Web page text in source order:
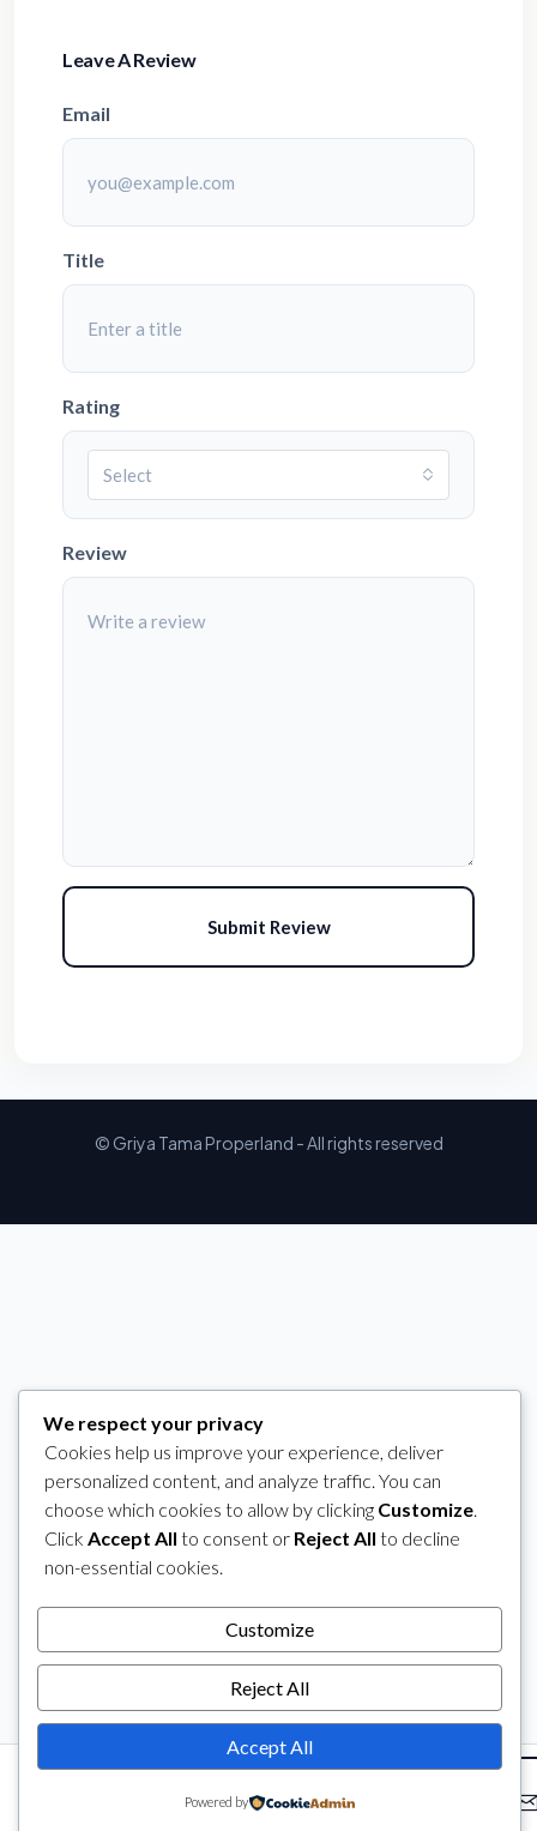
Leave A Review
Email
Title
Rating
Select
Review
Submit Review
© Griya Tama Properland - All rights reserved
We respect your privacy
Cookies help us improve your experience, deliver
personalized content, and analyze traffic. You can
choose which cookies to allow by clicking Customize
Click Accept All to consent or Reject All to decline
non-essential cookies.
Customize
Reject All
Accept All
Powered by